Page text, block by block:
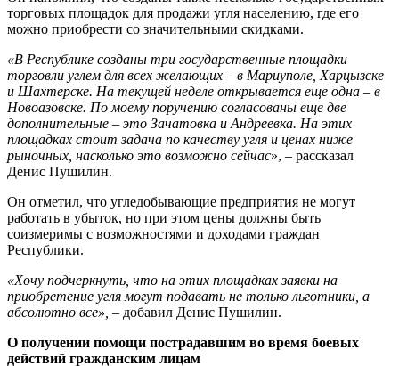
торговых площадок для продажи угля населению, где его
можно приобрести со значительными скидками.
«В Республике созданы три государственные площадки
торговли углем для всех желающих – в Мариуполе, Харцызске
и Шахтерске. На текущей неделе открывается еще одна – в
Новоазовске. По моему поручению согласованы еще две
дополнительные – это Зачатовка и Андреевка. На этих
площадках стоит задача по качеству угля и ценах ниже
рыночных, насколько это возможно сейчас», – рассказал
Денис Пушилин.
Он отметил, что угледобывающие предприятия не могут
работать в убыток, но при этом цены должны быть
соизмеримы с возможностями и доходами граждан
Республики.
«Хочу подчеркнуть, что на этих площадках заявки на
приобретение угля могут подавать не только льготники, а
абсолютно все», – добавил Денис Пушилин.
О получении помощи пострадавшим во время боевых
действий гражданским лицам